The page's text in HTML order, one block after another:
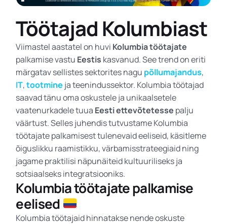
Töötajad Kolumbiast
Viimastel aastatel on huvi Kolumbia töötajate
palkamise vastu Eestis kasvanud. See trend on eriti
märgatav sellistes sektorites nagu põllumajandus,
IT,tootmine ja teenindussektor. Kolumbia töötajad
saavad tänu oma oskustele ja unikaalsetele
vaatenurkadele tuua Eesti ettevõtetesse palju
väärtust. Selles juhendis tutvustame Kolumbia
töötajate palkamisest tulenevaid eeliseid, käsitleme
õiguslikku raamistikku, värbamisstrateegiaid ning
jagame praktilisi näpunäiteid kultuuriliseks ja
sotsiaalseks integratsiooniks.
Kolumbia töötajate palkamise
eelised
Kolumbia töötajaid hinnatakse nende oskuste